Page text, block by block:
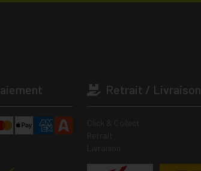
Retrait / Livraison